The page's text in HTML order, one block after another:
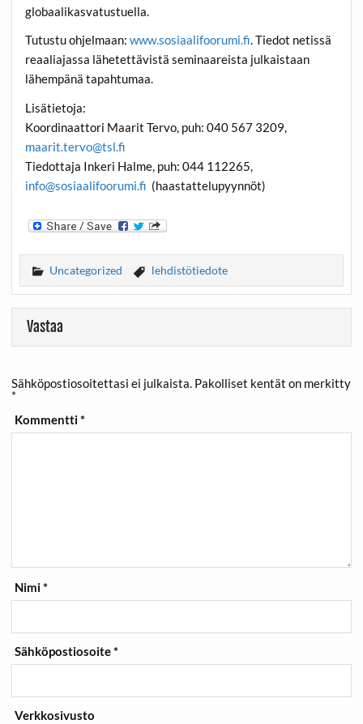
globaalikasvatustuella.
Tutustu ohjelmaan:www.sosiaalifoorumi.fi. Tiedot netissä
reaaliajassa lähetettävistä seminaareista julkaistaan
lähempänä tapahtumaa.
Lisätietoja:
Koordinaattori Maarit Tervo, puh: 040 567 3209,
maarit.tervo@tsl.fi
Tiedottaja Inkeri Halme, puh: 044 112265,
info@sosiaalifoorumi.fi (haastattelupyynnöt)
Uncategorized lehdistötiedote
Vastaa
Sähköpostiosoitettasi ei julkaista. Pakolliset kentät on merkitty
*
Kommentti*
Nimi*
Sähköpostiosoite*
Verkkosivusto